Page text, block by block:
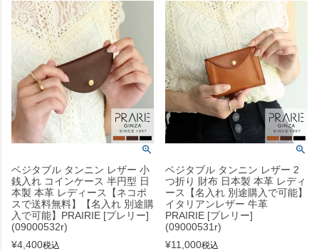
ベジタブル タンニン レザー 小
銭入れ コインケース 半円型 日
本製 本革 レディース【ネコポ
スで送料無料】【名入れ 別途購
入で可能】PRAIRIE [プレリー]
(09000532r)
¥4,400税込
ベジタブル タンニン レザー 2
つ折り 財布 日本製 本革 レディ
ース【名入れ 別途購入で可能】
イタリアンレザー 牛革
PRAIRIE [プレリー]
(09000531r)
¥11,000税込